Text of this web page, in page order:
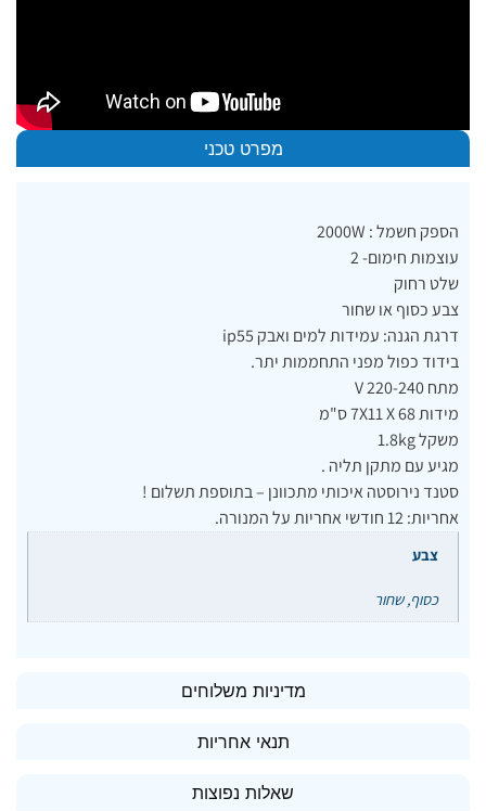
מפרט טכני
מדיניות משלוחים
תנאי אחריות
שאלות נפוצות
הספק חשמל : 2000W
עוצמות חימום- 2
שלט רחוק
צבע כסוף או שחור
דרגת הגנה: עמידות למים ואבק ip55
בידוד כפול מפני התחממות יתר.
מתח V 220-240
מידות 7X11 X 68 ס"מ
משקל 1.8kg
מגיע עם מתקן תליה .
סטנד נירוסטה איכותי מתכוונן – בתוספת תשלום !
אחריות: 12 חודשי אחריות על המנורה.
צבע
כסוף, שחור